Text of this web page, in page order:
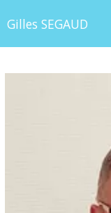
Gilles SEGAUD